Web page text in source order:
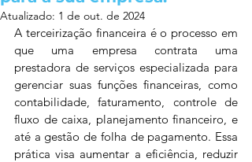
Atualizado: 1 de out. de 2024
A terceirização financeira é o processo em
que uma empresa contrata uma
prestadora de serviços especializada para
gerenciar suas funções financeiras, como
contabilidade, faturamento, controle de
fluxo de caixa, planejamento financeiro, e
até a gestão de folha de pagamento. Essa
prática visa aumentar a eficiência, reduzir